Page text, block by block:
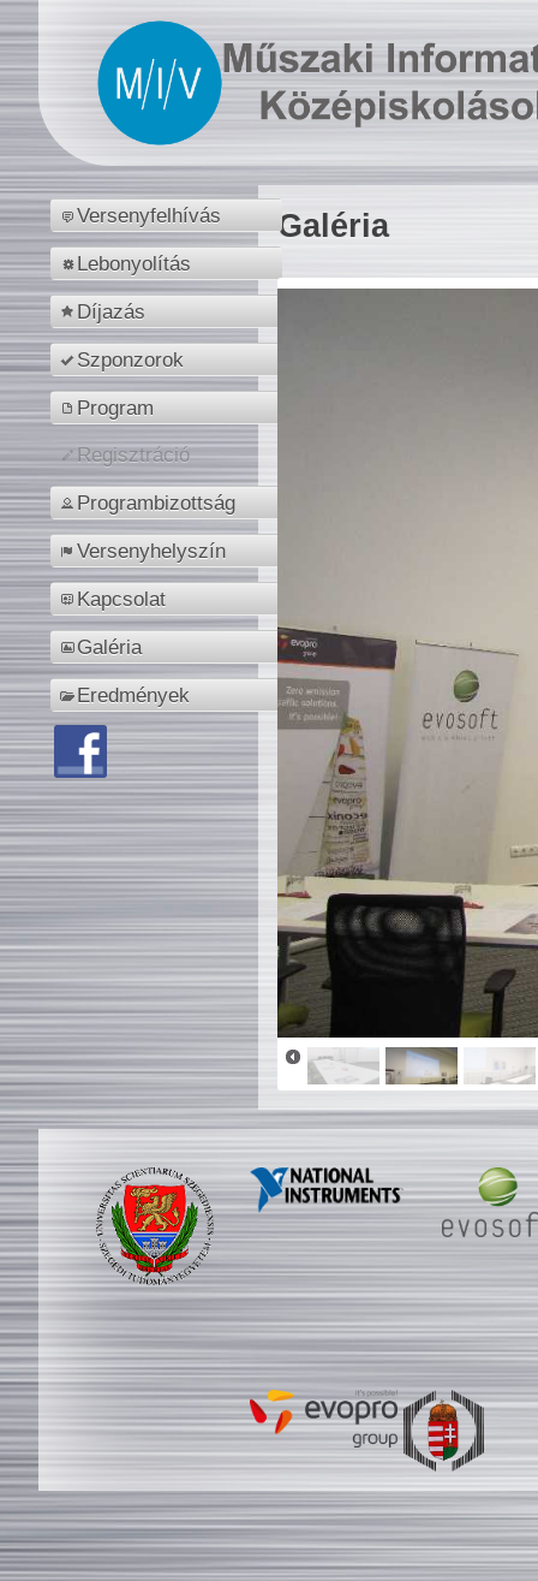
Versenyfelhívás
Lebonyolítás
Díjazás
Szponzorok
Program
Regisztráció
Programbizottság
Versenyhelyszín
Kapcsolat
Galéria
Eredmények
Galéria